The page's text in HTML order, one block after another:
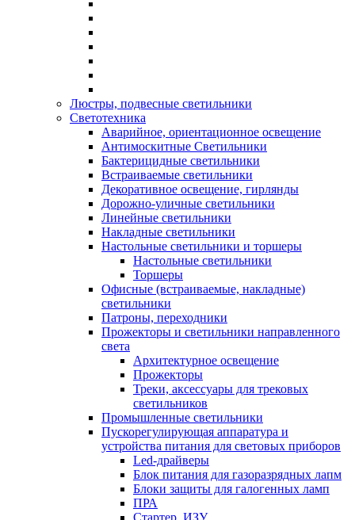
Люстры, подвесные светильники
Светотехника
Аварийное, ориентационное освещение
Антимоскитные Светильники
Бактерицидные светильники
Встраиваемые светильники
Декоративное освещение, гирлянды
Дорожно-уличные светильники
Линейные светильники
Накладные светильники
Настольные светильники и торшеры
Настольные светильники
Торшеры
Офисные (встраиваемые, накладные)
светильники
Патроны, переходники
Прожекторы и светильники направленного
света
Архитектурное освещение
Прожекторы
Треки, аксессуары для трековых
светильников
Промышленные светильники
Пускорегулирующая аппаратура и
устройства питания для световых приборов
Led-драйверы
Блок питания для газоразрядных лапм
Блоки защиты для галогенных ламп
ПРА
Стартер, ИЗУ